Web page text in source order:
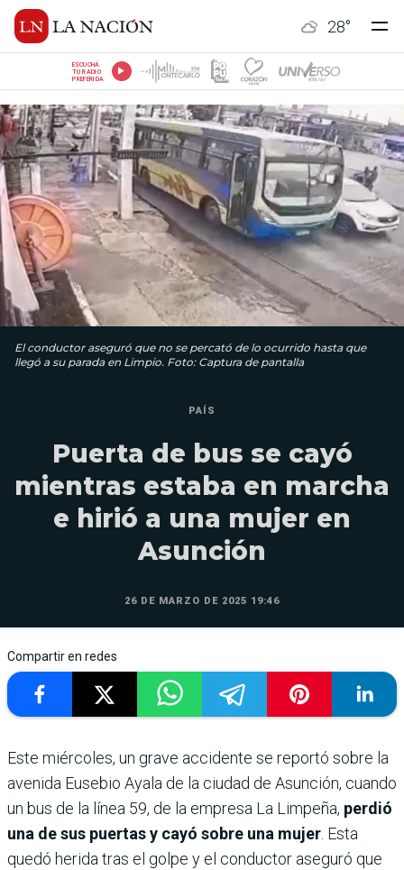
28°
ESCUCHÁ
TU RADIO
PREFERIDA
El conductor aseguró que no se percató de lo ocurrido hasta que
llegó a su parada en Limpio. Foto: Captura de pantalla
PAÍS
Puerta de bus se cayó
mientras estaba en marcha
e hirió a una mujer en
Asunción
26 DE MARZO DE 2025 19:46
Compartir en redes
Este miércoles, un grave accidente se reportó sobre la
avenida Eusebio Ayala de la ciudad de Asunción, cuando
un bus de la línea 59, de la empresa La Limpeña, perdió
una de sus puertas y cayó sobre una mujer . Esta
quedó herida tras el golpe y el conductor aseguró que